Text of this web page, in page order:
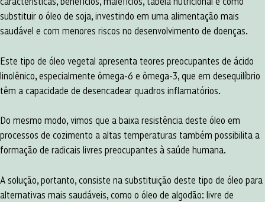
substituir o óleo de soja, investindo em uma alimentação mais
saudável e com menores riscos no desenvolvimento de doenças.
Este tipo de óleo vegetal apresenta teores preocupantes de ácido
linolênico, especialmente ômega-6 e ômega-3, que em desequilíbrio
têm a capacidade de desencadear quadros inflamatórios.
Do mesmo modo, vimos que a baixa resistência deste óleo em
processos de cozimento a altas temperaturas também possibilita a
formação de radicais livres preocupantes à saúde humana.
A solução, portanto, consiste na substituição deste tipo de óleo para
alternativas mais saudáveis, como o óleo de algodão: livre de